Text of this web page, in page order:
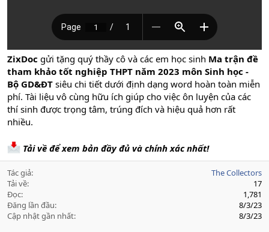
ZixDoc gửi tặng quý thầy cô và các em học sinh Ma trận đề
tham khảo tốt nghiệp THPT năm 2023 môn Sinh học -
Bộ GD&ĐT siêu chi tiết dưới định dạng word hoàn toàn miễn
phí. Tài liệu vô cùng hữu ích giúp cho việc ôn luyện của các
thí sinh được trọng tâm, trúng đích và hiệu quả hơn rất
nhiều.
Tải về để xem bản đầy đủ và chính xác nhất!
Tác giả
The Collectors
Tải về
17
Đọc
1,781
Đăng lần đầu
8/3/23
Cập nhật gần nhất
8/3/23